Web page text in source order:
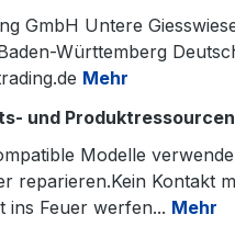
GmbH Untere
Württemberg
Mehr
und Produktressourcen
Modelle
reparieren.Kein Kontakt
ins Feuer werfen... Mehr